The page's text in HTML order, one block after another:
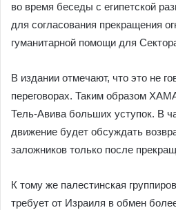
во время беседы с египетской
для согласования прекращения
гуманитарной помощи для
В издании отмечают, что это не
переговорах. Таким образом
Тель-Авива больших уступок. В
движение будет обсуждать
заложников только после
К тому же палестинская
требует от Израиля в обмен